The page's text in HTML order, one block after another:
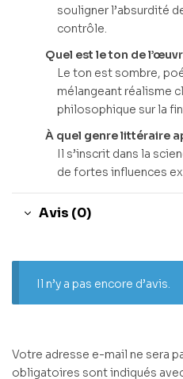
souligner l’absurdité
contrôle.
Quel est le ton de
Le ton est sombre,
mélangeant réalisme
philosophique sur la
À quel genre littéraire
Il s’inscrit dans la
de fortes influences
Avis (0)
Il n’y a pas encore d’avis.
Votre adresse e-mail ne sera
obligatoires sont indiqués